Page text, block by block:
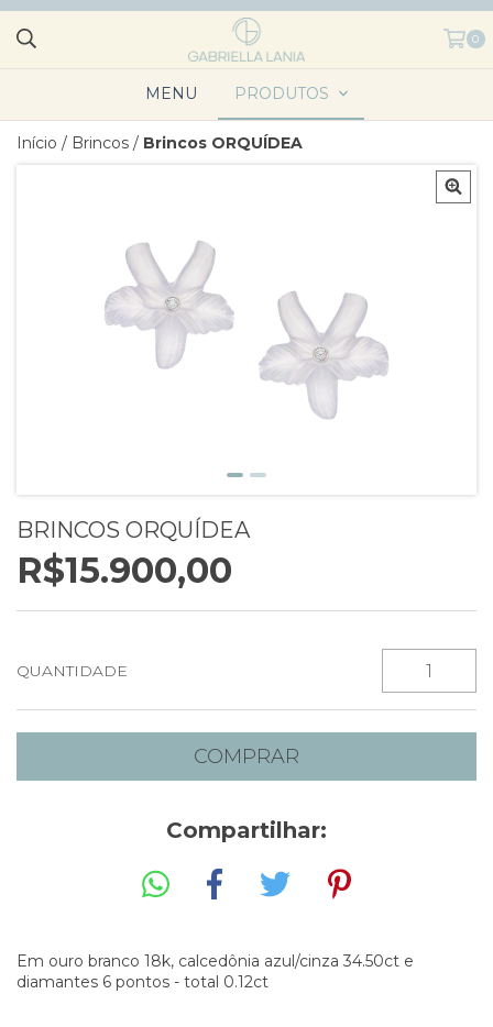
0
MENU PRODUTOS
Início / Brincos / Brincos ORQUÍDEA
BRINCOS ORQUÍDEA
R$15.900,00
QUANTIDADE
Compartilhar:
Em ouro branco 18k, calcedônia azul/cinza 34.50ct e
diamantes 6 pontos - total 0.12ct